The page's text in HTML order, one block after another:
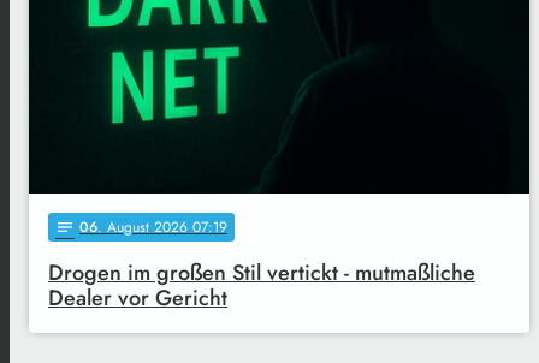
notes 06. August 2026 07:19
Drogen im großen Stil vertickt - mutmaßliche
Dealer vor Gericht